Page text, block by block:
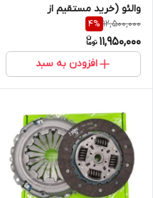
والئو (خرید مستقیم از
واردکننده)
12,500,000
4%
11,950,000
افزودن به سبد